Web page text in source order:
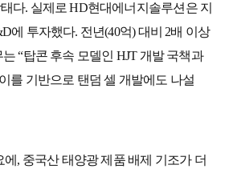
다. 실제로 HD현대에너지솔루션은 지
에 투자했다. 전년(40억) 대비 2배 이상
“탑콘 후속 모델인 HJT 개발 국책과
를 기반으로 탠덤 셀 개발에도 나설
, 중국산 태양광 제품 배제 기조가 더